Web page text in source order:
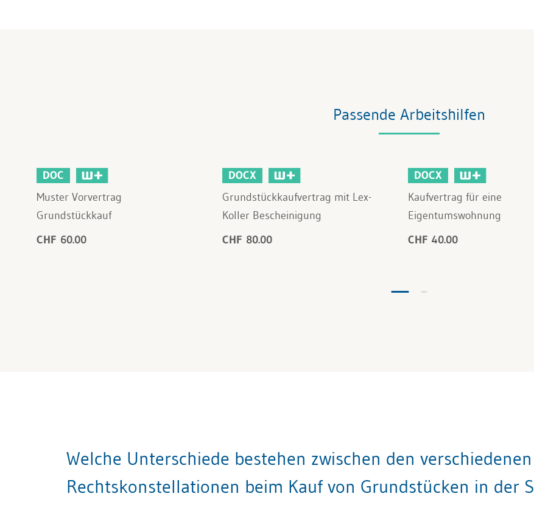
Passende Arbeitshilfen
DOC
Muster Vorvertrag
Grundstückkauf
CHF 60.00
DOCX
Grundstückkaufvertrag mit Lex-
Koller Bescheinigung
CHF 80.00
DOCX
Kaufvertrag für eine
Eigentumswohnung
CHF 40.00
Welche Unterschiede bestehen zwischen den
Rechtskonstellationen beim Kauf von Grundstücken in der